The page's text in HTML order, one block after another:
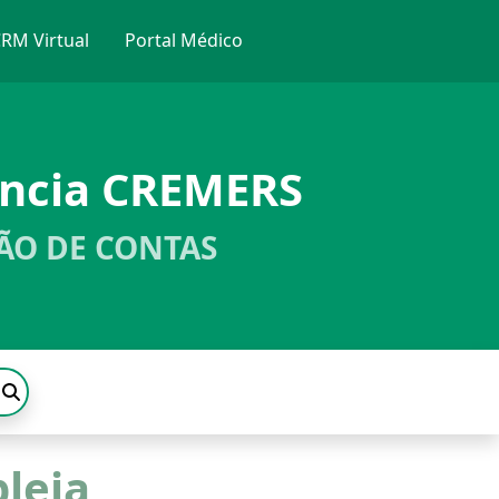
Virtual Portal Médico
CREMERS
DE CONTAS